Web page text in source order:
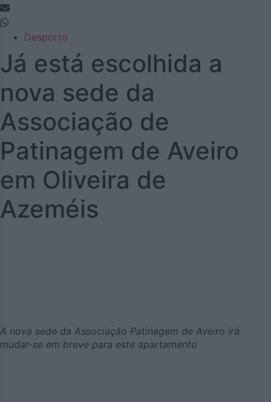
Desporto
Já está escolhida a
nova sede da
Associação de
Patinagem de Aveiro
em Oliveira de
Azeméis
A nova sede da Associação Patinagem de Aveiro irá
mudar-se em breve para este apartamento